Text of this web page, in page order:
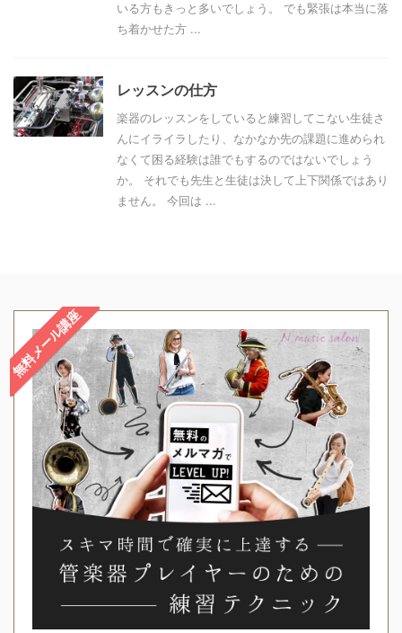
いる方もきっと多いでしょう。 でも緊張は本当に落
ち着かせた方 ...
レッスンの仕方
楽器のレッスンをしていると練習してこない生徒さ
んにイライラしたり、なかなか先の課題に進められ
なくて困る経験は誰でもするのではないでしょう
か。 それでも先生と生徒は決して上下関係ではあり
ません。 今回は ...
無料メール講座